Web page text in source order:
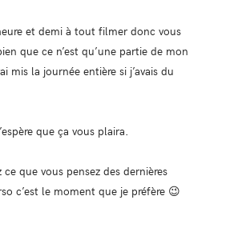
et demi à tout filmer donc vous
que ce n’est qu’une partie de mon
mis la journée entière si j’avais du
que ça vous plaira.
ce que vous pensez des dernières
c’est le moment que je préfère 😉